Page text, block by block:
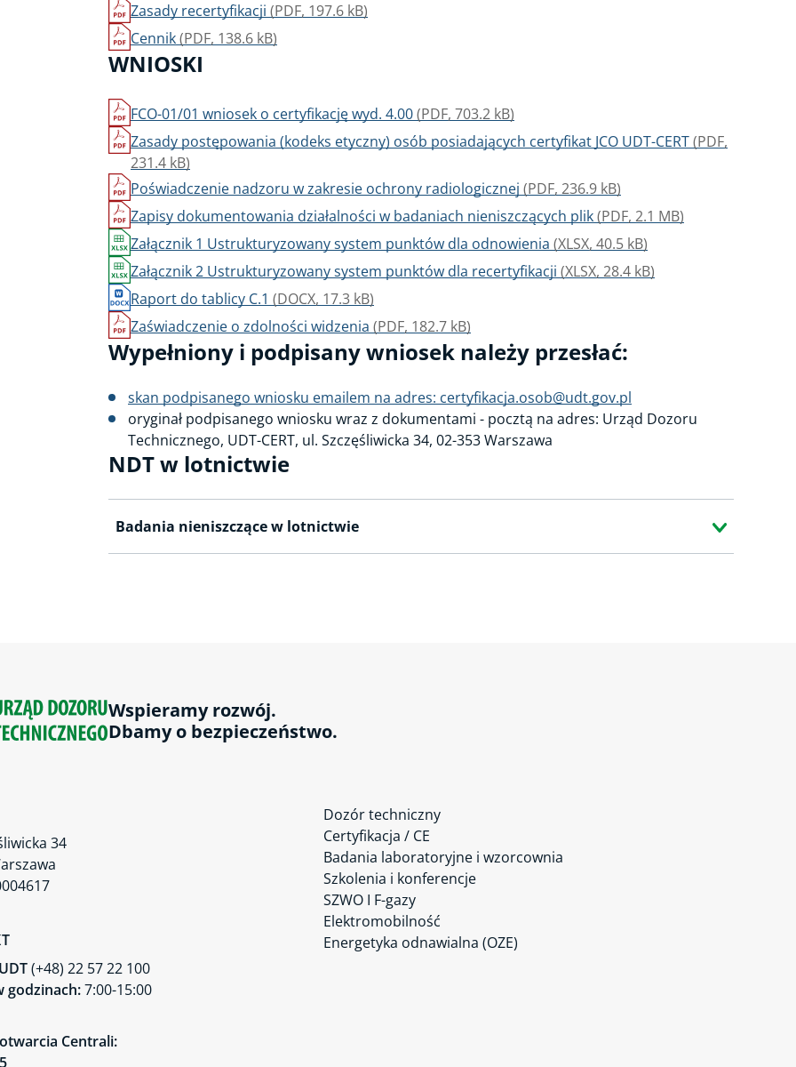
Zasady recertyfikacji (PDF, 197.6 kB)
Cennik(PDF, 138.6 kB)
WNIOSKI
FCO-01/01 wniosek o certyfikację wyd. 4.00(PDF, 703.2 kB)
Zasady postępowania (kodeks etyczny) osób posiadających certyfikat JCO UDT-CERT(PDF,
231.4 kB)
Poświadczenie nadzoru w zakresie ochrony radiologicznej (PDF, 236.9 kB)
Zapisy dokumentowania działalności w badaniach nieniszczących plik(PDF, 2.1 MB)
Załącznik 1 Ustrukturyzowany system punktów dla odnowienia (XLSX, 40.5 kB)
Załącznik 2 Ustrukturyzowany system punktów dla recertyfikacji (XLSX, 28.4 kB)
Raport do tablicy C.1 (DOCX, 17.3 kB)
Zaświadczenie o zdolności widzenia (PDF, 182.7 kB)
Wypełniony i podpisany wniosek należy przesłać:
skan podpisanego wniosku emailem na adres: certyfikacja.osob@udt.gov.pl
oryginał podpisanego wniosku wraz z dokumentami - pocztą na adres: Urząd Dozoru
Technicznego, UDT-CERT, ul. Szczęśliwicka 34, 02-353 Warszawa
NDT w lotnictwie
Badania nieniszczące w lotnictwie
Wspieramy rozwój.
Dbamy o bezpieczeństwo.
34
(+48) 22 57 22 100
godzinach:7:00-15:00
Centrali:
Dozór techniczny
Certyfikacja / CE
Badania laboratoryjne i wzorcownia
Szkolenia i konferencje
SZWO I F-gazy
Elektromobilność
Energetyka odnawialna (OZE)